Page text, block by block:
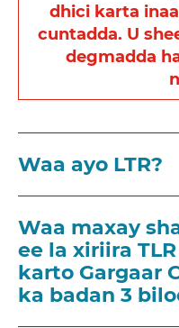
dhici karta
cuntadda. U
degmadda
Waa ayo LTR?
Waa maxay
ee la xiriira
karto Gargaar
ka badan 3